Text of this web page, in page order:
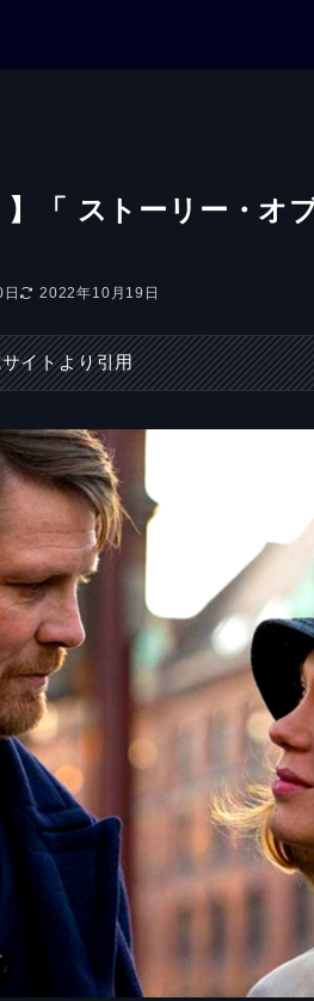
】「 ストーリー・オ
2022年10月19日
イトより引用